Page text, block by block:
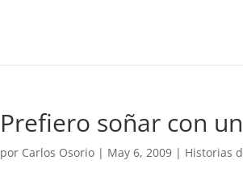
Prefiero soñar con
por Carlos Osorio | May 6, 2009 | Historias